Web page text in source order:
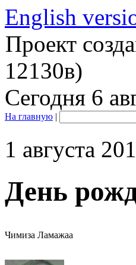
English
Проект
12130в)
Сегодня 6
На главную |
1 августа
День
Чимиза Ламажаа